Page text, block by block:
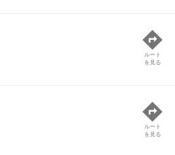
ルート
を見る
ルート
を見る